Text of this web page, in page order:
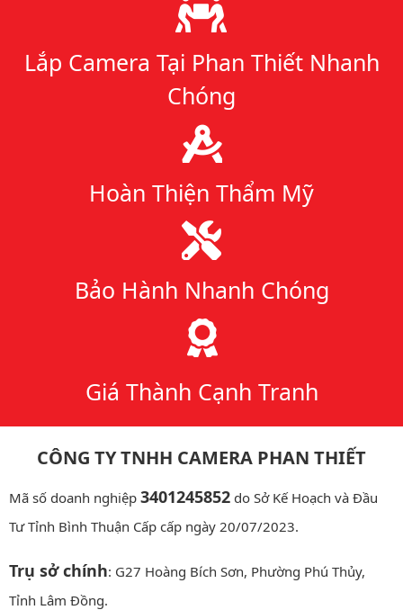
Lý do chọn chúng tôi
Lắp Camera Tại Phan Thiết Nhanh
Chóng
Hoàn Thiện Thẩm Mỹ
Bảo Hành Nhanh Chóng
Giá Thành Cạnh Tranh
CÔNG TY TNHH CAMERA PHAN THIẾT
Mã số doanh nghiệp 3401245852 do Sở Kế Hoạch và Đầu
Tư Tỉnh Bình Thuận Cấp cấp ngày 20/07/2023.
Trụ sở chính: G27 Hoàng Bích Sơn, Phường Phú Thủy,
Tỉnh Lâm Đồng.